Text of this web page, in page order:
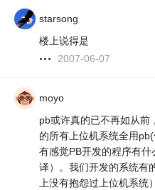
starsong
楼上说得是
2007-06-07
moyo
pb或许真的已不再如从前
的所有上位机系统全用
有感觉PB开发的程序有
译）。我们开发的系统有
上没有抱怨过上位机系统